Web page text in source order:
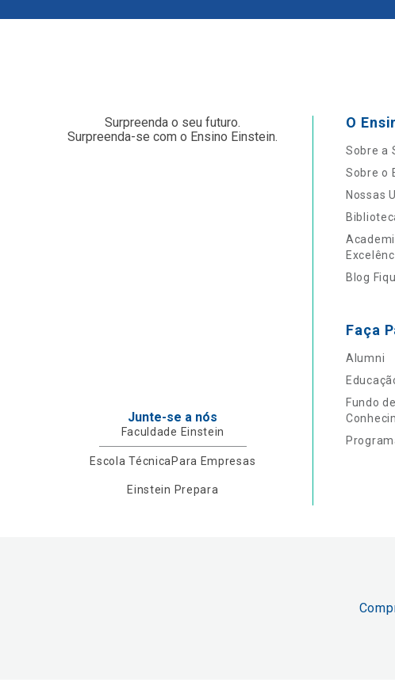
Surpreenda o seu futuro.
Surpreenda-se com o Ensino Einstein.
Junte-se a nós
Faculdade Einstein
Escola Técnica Para Empresas
Einstein Prepara
O
Sobre a
Sobre o
Nossas
Blog
Faça
Alumni
Fundo